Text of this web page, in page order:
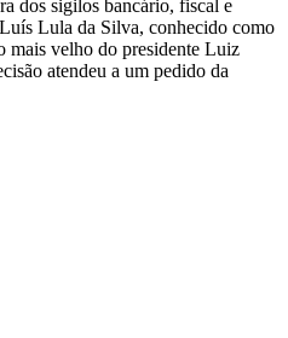
dos sigilos bancário, fiscal e
Lula da Silva, conhecido como
mais velho do presidente Luiz
atendeu a um pedido da